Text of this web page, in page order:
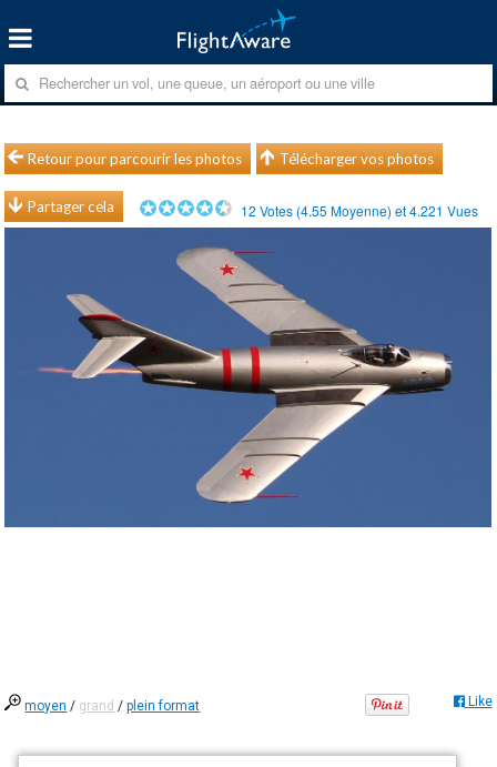
Retour pour parcourir les photos Télécharger vos photos
Partager cela 12 Votes (4.55 Moyenne) et4.221 Vues
moyen / grand /plein format Like